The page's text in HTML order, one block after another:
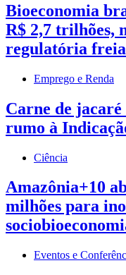
Bioeconomia
R$ 2,7 trilhões,
regulatória
Emprego e Renda
Carne de
rumo à
Ciência
Amazônia+10
milhões para
Eventos e